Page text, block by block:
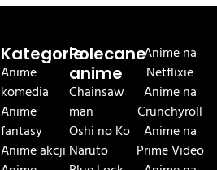
Kategorie
Anime
komedia
Anime
fantasy
Anime akcji
Polecane
anime
Chainsaw
man
Oshi no Ko
Naruto
Anime na
Netflixie
Anime na
Crunchyroll
Anime na
Prime Video